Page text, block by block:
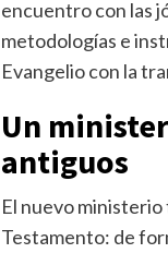
encuentro con las
metodologías e
Evangelio con la
Un
antiguos
El nuevo
Testamento: de